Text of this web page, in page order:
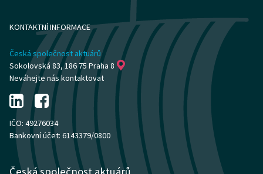
KONTAKTNÍ INFORMACE
Česká společnost aktuárů
Sokolovská 83, 186 75 Praha 8
Neváhejte nás kontaktovat
IČO: 49276034
Bankovní účet: 6143379/0800
Česká společnost aktuárů